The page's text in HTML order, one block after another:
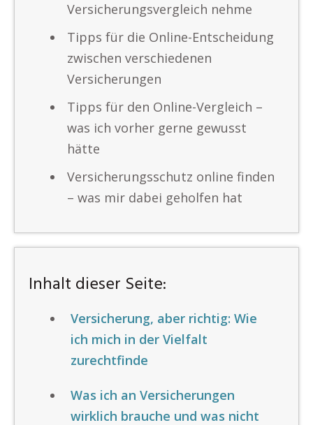
Versicherungsvergleich nehme
Tipps für die Online-Entscheidung
zwischen verschiedenen
Versicherungen
Tipps für den Online-Vergleich –
was ich vorher gerne gewusst
hätte
Versicherungsschutz online finden
– was mir dabei geholfen hat
Inhalt dieser Seite:
Versicherung, aber richtig: Wie
ich mich in der Vielfalt
zurechtfinde
Was ich an Versicherungen
wirklich brauche und was nicht